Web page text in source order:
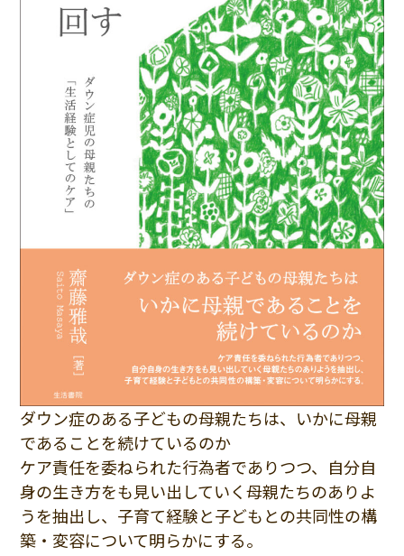
ダウン症のある子どもの母親たちは、いかに母親
であることを続けているのか
ケア責任を委ねられた行為者でありつつ、自分自
身の生き方をも見い出していく母親たちのありよ
うを抽出し、子育て経験と子どもとの共同性の構
築・変容について明らかにする。